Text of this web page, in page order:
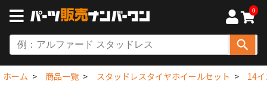
0
ホーム 商品一覧 スタッドレスタイヤホイールセット 14